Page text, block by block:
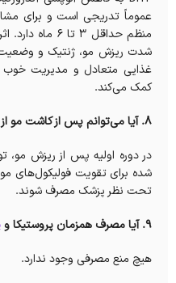
عموماً تدریجی است و برای
منظم حداقل 3
شدت ریزش مو، ژنتیک و
غذایی متعادل و مدیریت خوب
کمک می‌کند.
8. آیا می‌توانم پس از کاشت مو از این محصول استفاده کنم؟
در دوره اولیه پس از ریزش
شده برای تقویت فولیکول‌های
تحت نظر پزشک مصرف شوند.
9. آیا مصرف همزمان پروستیکا و
هیچ منع مصرفی وجود ندارد.